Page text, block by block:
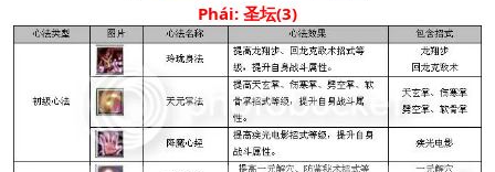
Phái: 圣坛(3)